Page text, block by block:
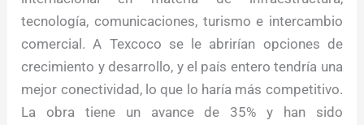
tecnología, comunicaciones, turismo e intercambio
comercial. A Texcoco se le abrirían opciones de
crecimiento y desarrollo, y el país entero tendría una
mejor conectividad, lo que lo haría más competitivo.
La obra tiene un avance de 35% y han sido